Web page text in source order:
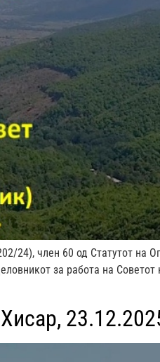
24), член 60 од Статутот на
за работа на